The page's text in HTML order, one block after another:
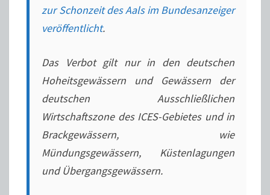
zur Schonzeit des Aals im Bundesanzeiger
veröffentlicht.
Das Verbot gilt nur in den deutschen
Hoheitsgewässern und Gewässern der
deutschen Ausschließlichen
Wirtschaftszone des ICES-Gebietes und in
Brackgewässern, wie
Mündungsgewässern, Küstenlagungen
und Übergangsgewässern.